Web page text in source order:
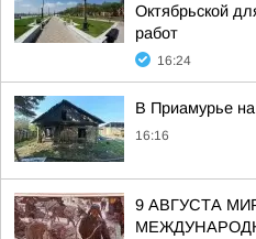
Октябрьской
работ
16:24
В Приамурье
16:16
9 АВГУСТА